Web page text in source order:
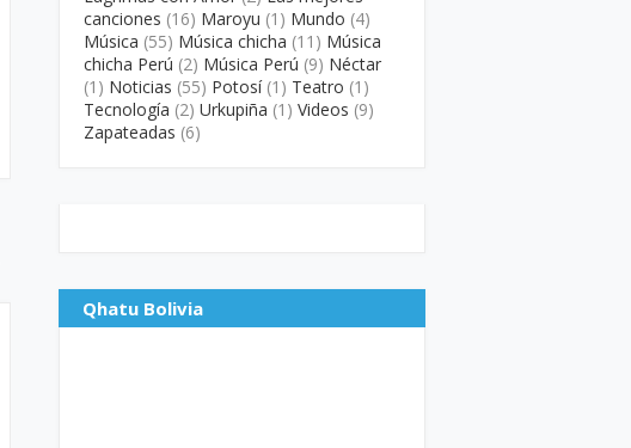
canciones (16) Maroyu (1) Mundo (4)
Música (55) Música chicha (11) Música
chicha Perú (2) Música Perú (9) Néctar
(1) Noticias (55) Potosí (1) Teatro (1)
Tecnología (2) Urkupiña (1) Videos (9)
Zapateadas (6)
Qhatu Bolivia